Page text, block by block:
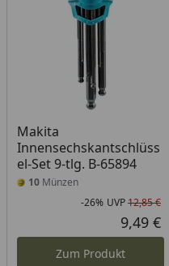
Makita
Innensechskantschlüss
el-Set 9-tlg. B-65894
10 Münzen
-26% UVP12,85 €
9,49 €
Zum Produkt